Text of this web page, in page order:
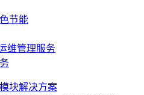
节能
维管理服务
块解决方案